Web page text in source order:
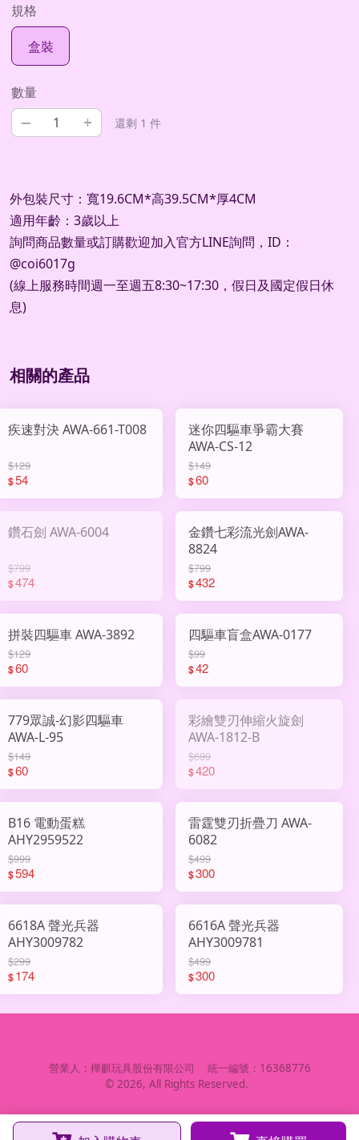
規格
盒裝
數量
– + 還剩 1 件
外包裝尺寸：寬19.6CM*高39.5CM*厚4CM
適用年齡：3歲以上
詢問商品數量或訂購歡迎加入官方LINE詢問，ID：
@coi6017g
(線上服務時間週一至週五8:30~17:30，假日及國定假日休
息)
相關的產品
疾速對決 AWA-661-T008
$129
$54
迷你四驅車爭霸大賽
AWA-CS-12
$149
$60
鑽石劍 AWA-6004
$799
$474
金鑽七彩流光劍AWA-
8824
$799
$432
拼裝四驅車 AWA-3892
$129
$60
四驅車盲盒AWA-0177
$99
$42
779眾誠-幻影四驅車
AWA-L-95
$149
$60
彩繪雙刃伸縮火旋劍
AWA-1812-B
$699
$420
B16 電動蛋糕
AHY2959522
$999
$594
雷霆雙刃折疊刀 AWA-
6082
$499
$300
6618A 聲光兵器
AHY3009782
$299
$174
6616A 聲光兵器
AHY3009781
$499
$300
營業人： 樺麒玩具股份有限公司 統一編號： 16368776
© 2026, All Rights Reserved.